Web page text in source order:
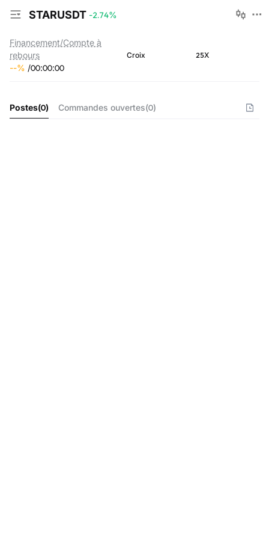
STARUSDT -2.74%
Financement/Compte à
rebours
--% /00:00:00
Croix 25X
Postes(0) Commandes ouvertes(0)